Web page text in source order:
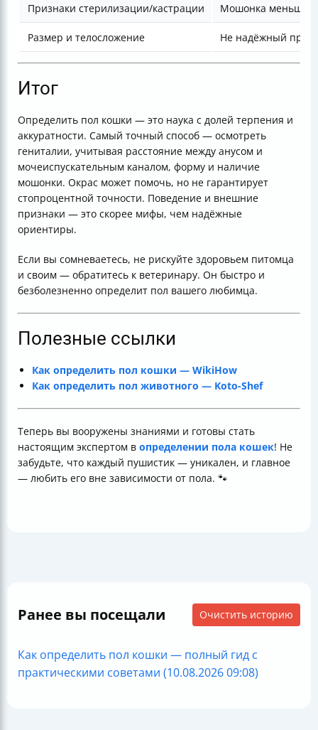
Признаки стерилизации/кастрации Мошонка меньше,
Размер и телосложение Не надёжный
Итог
Определить пол кошки — это наука с долей терпения и
аккуратности. Самый точный способ — осмотреть
гениталии, учитывая расстояние между анусом и
мочеиспускательным каналом, форму и наличие
мошонки. Окрас может помочь, но не гарантирует
стопроцентной точности. Поведение и внешние
признаки — это скорее мифы, чем надёжные
ориентиры.
Если вы сомневаетесь, не рискуйте здоровьем питомца
и своим — обратитесь к ветеринару. Он быстро и
безболезненно определит пол вашего любимца.
Полезные ссылки
Как определить пол кошки — WikiHow
Как определить пол животного — Koto-Shef
Теперь вы вооружены знаниями и готовы стать
настоящим экспертом в определении пола кошек! Не
забудьте, что каждый пушистик — уникален, и главное
— любить его вне зависимости от пола. 🐾
Ранее вы посещали Очистить историю
Как определить пол кошки — полный гид с
практическими советами (10.08.2026 09:08)